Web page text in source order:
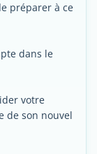
préparer à ce
dans le
votre
de son nouvel